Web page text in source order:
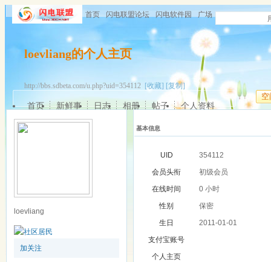
首页 闪电联盟论坛 闪电软件园 广场
loevliang的个人主页
http://bbs.sdbeta.com/u.php?uid=354112 [收藏] [复制]
空
首页 新鲜事 日志 相册 帖子 个人资料
loevliang
加关注
基本信息
UID
354112
会员头衔
初级会员
在线时间
0 小时
性别
保密
生日
2011-01-01
支付宝账号
个人主页